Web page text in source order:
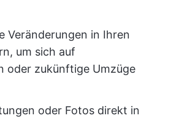
Veränderungen in Ihren
um sich auf
oder zukünftige Umzüge
oder Fotos direkt in